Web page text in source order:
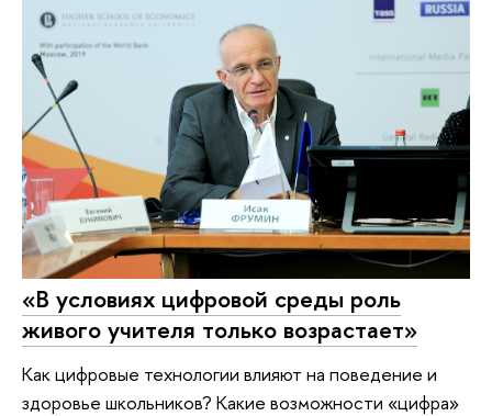
«В условиях цифровой среды роль
живого учителя только возрастает»
Как цифровые технологии влияют на поведение и
здоровье школьников? Какие возможности «цифра»